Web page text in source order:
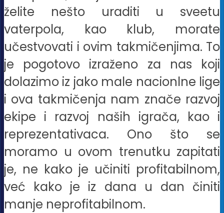
želite nešto uraditi u sveetu
vaterpola, kao klub, morate
učestvovati i ovim takmičenjima. To
je pogotovo izraženo za nas koji
dolazimo iz jako male nacionlne lige
i ova takmičenja nam znače razvoj
ekipe i razvoj naših igrača, kao i
reprezentativaca. Ono što se
moramo u ovom trenutku zapitati
je, ne kako je učiniti profitabilnom,
već kako je iz dana u dan činiti
manje neprofitabilnom.